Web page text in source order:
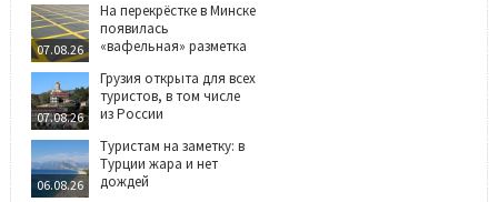
07.08.26
На перекрёстке в Минске
появилась
«вафельная» разметка
07.08.26
Грузия открыта для всех
туристов, в том числе
из России
06.08.26
Туристам на заметку: в
Турции жара и нет
дождей